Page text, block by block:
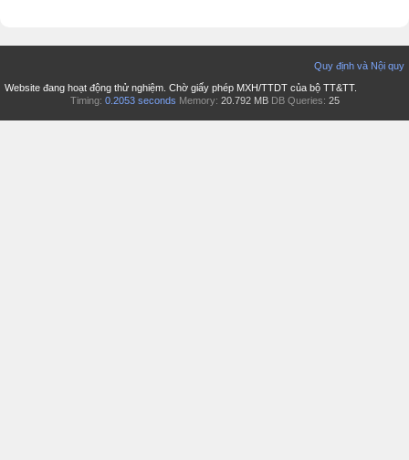
Quy định và Nội quy
Website đang hoạt động thử nghiệm. Chờ giấy phép MXH/TTDT của bộ TT&TT.
Timing: 0.2053 seconds Memory: 20.792 MB DB Queries: 25